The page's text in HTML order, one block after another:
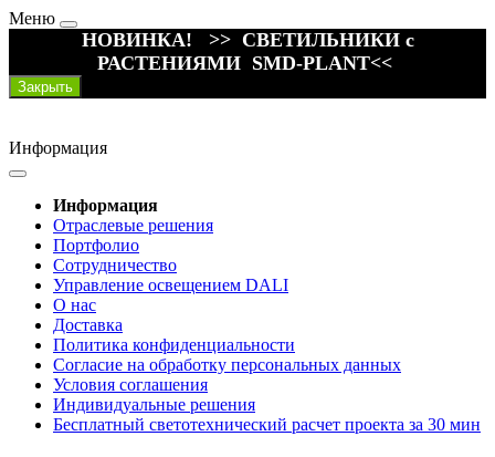
Меню
НОВИНКА! >> СВЕТИЛЬНИКИ с
РАСТЕНИЯМИ SMD-PLANT<<
Закрыть
Информация
Информация
Отраслевые решения
Портфолио
Сотрудничество
Управление освещением DALI
О нас
Доставка
Политика конфиденциальности
Согласие на обработку персональных данных
Условия соглашения
Индивидуальные решения
Бесплатный светотехнический расчет проекта за 30 мин